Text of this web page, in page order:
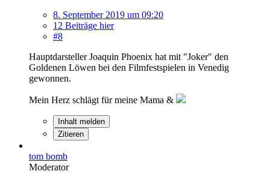
8. September 2019 um 09:20
12 Beiträge hier
#8
Hauptdarsteller Joaquin Phoenix hat mit "Joker" den
Goldenen Löwen bei den Filmfestspielen in Venedig
gewonnen.
Mein Herz schlägt für meine Mama &
Inhalt melden
Zitieren
tom bomb
Moderator